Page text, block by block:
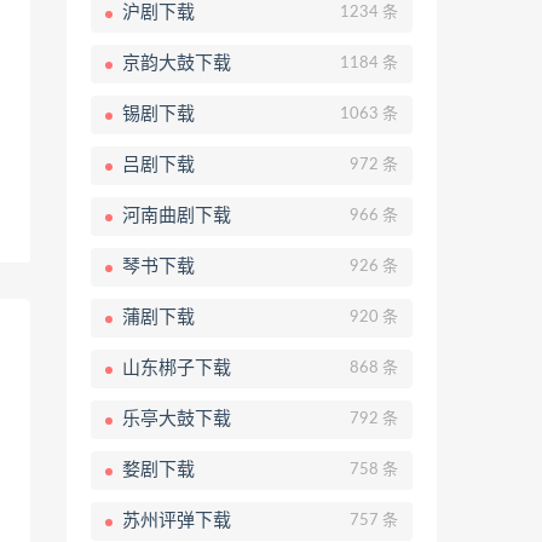
沪剧下载 1234 条
京韵大鼓下载 1184 条
锡剧下载 1063 条
吕剧下载 972 条
河南曲剧下载 966 条
琴书下载 926 条
蒲剧下载 920 条
山东梆子下载 868 条
乐亭大鼓下载 792 条
婺剧下载 758 条
苏州评弹下载 757 条